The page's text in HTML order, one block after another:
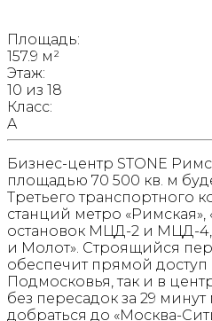
Площадь:
157.9 м²
Этаж:
10 из 18
Класс:
A
Бизнес-центр STONE
площадью 70 500 кв. м
Третьего транспортного
станций метро
остановок МЦД-2 и МЦД-
и Молот». Строящийся
обеспечит прямой доступ
Подмосковья, так и в
без пересадок за 29
добраться до «Москва-